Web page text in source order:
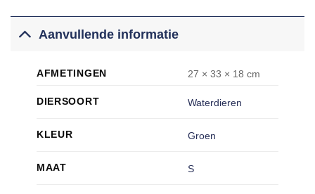
Aanvullende informatie
AFMETINGEN 27 × 33 × 18 cm
DIERSOORT Waterdieren
KLEUR Groen
MAAT S